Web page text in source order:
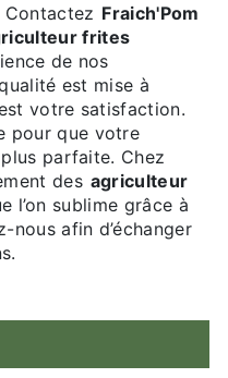
Contactez Fraich'Pom
frites
de nos
est mise à
votre satisfaction.
pour que votre
parfaite. Chez
des agriculteur
l’on sublime grâce à
afin d’échanger